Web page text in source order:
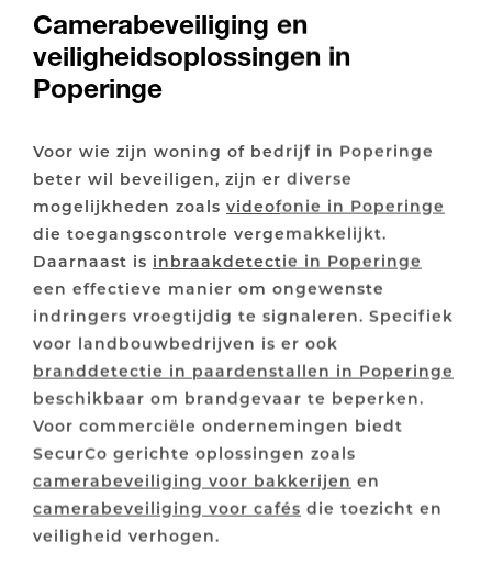
Camerabeveiliging en
veiligheidsoplossingen in
Poperinge
Voor wie zijn woning of bedrijf in Poperinge
beter wil beveiligen, zijn er diverse
mogelijkheden zoals videofonie in Poperinge
die toegangscontrole vergemakkelijkt.
Daarnaast is inbraakdetectie in Poperinge
een effectieve manier om ongewenste
indringers vroegtijdig te signaleren. Specifiek
voor landbouwbedrijven is er ook
branddetectie in paardenstallen in Poperinge
beschikbaar om brandgevaar te beperken.
Voor commerciële ondernemingen biedt
SecurCo gerichte oplossingen zoals
camerabeveiliging voor bakkerijen en
camerabeveiliging voor cafés die toezicht en
veiligheid verhogen.